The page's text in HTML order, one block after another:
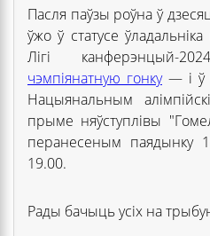
Пасля паўзы роўна ў
ўжо ў статусе
Лігі канферэнцый-
чэмпіянатную гонку— і ў
Нацыянальным
прыме няўступлівы
перанесеным паядынку
19.00.
Рады бачыць усіх на